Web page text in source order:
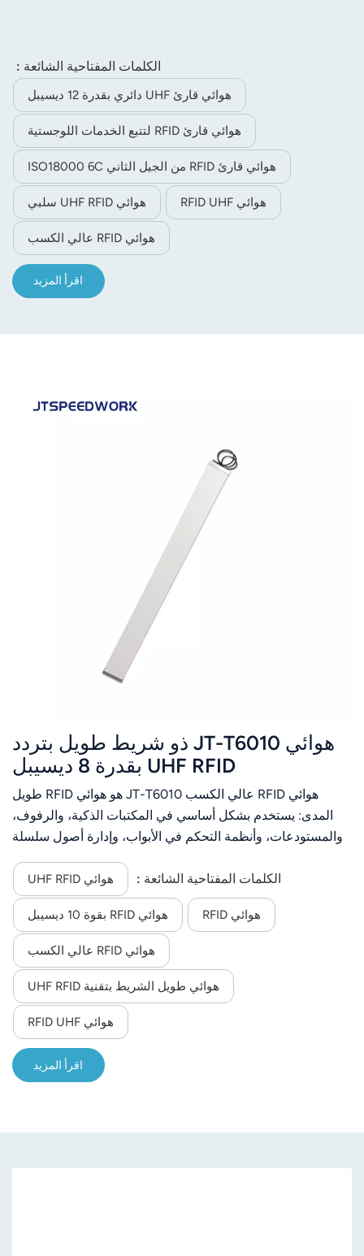
الكلمات المفتاحية الشائعة :
هوائي قارئ UHF دائري بقدرة 12 ديسيبل
هوائي قارئ RFID لتتبع الخدمات اللوجستية
هوائي قارئ RFID من الجيل الثاني ISO18000 6C
هوائي RFID UHF هوائي UHF RFID سلبي
هوائي RFID عالي الكسب
اقرأ المزيد
هوائي JT-T6010 ذو شريط طويل بتردد
UHF RFID بقدرة 8 ديسيبل
هوائي RFID عالي الكسب JT-T6010 هو هوائي RFID طويل
المدى: يستخدم بشكل أساسي في المكتبات الذكية، والرفوف،
والمستودعات، وأنظمة التحكم في الأبواب، وإدارة أصول سلسلة
الكلمات المفتاحية الشائعة :
هوائي UHF RFID
هوائي RFID هوائي RFID بقوة 10 ديسيبل
هوائي RFID عالي الكسب
هوائي طويل الشريط بتقنية UHF RFID
هوائي RFID UHF
اقرأ المزيد